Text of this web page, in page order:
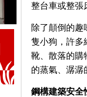
整台車或整張
除了顛倒的
隻小狗，許多
靴、散落的購
的蒸氣、潺潺
鋼構建築安全